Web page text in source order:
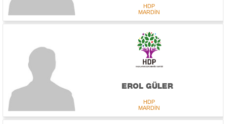
HDP
MARDİN
EROL GÜLER
HDP
MARDİN